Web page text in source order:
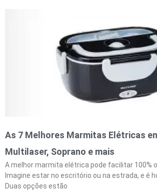
As 7 Melhores Marmitas Elétricas
Multilaser, Soprano e mais
A melhor marmita elétrica pode facilitar 100%
Imagine estar no escritório ou na estrada, e é
Duas opções estão